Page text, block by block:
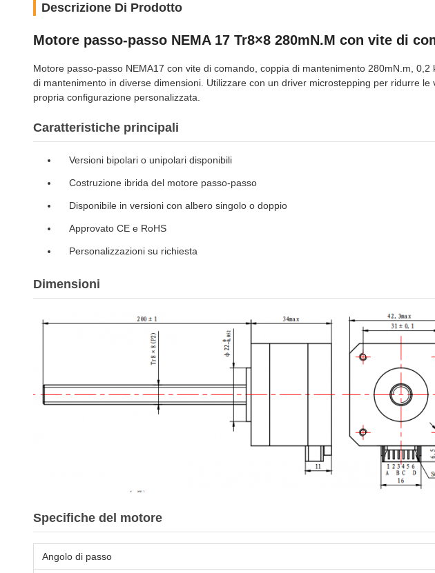
Descrizione Di Prodotto
Motore passo-passo NEMA 17 Tr8×8 280mN.M con vite di
Motore passo-passo NEMA17 con vite di comando, coppia di mantenimento 280mN.m,
di mantenimento in diverse dimensioni. Utilizzare con un driver microstepping per ridurre
propria configurazione personalizzata.
Caratteristiche principali
Versioni bipolari o unipolari disponibili
Costruzione ibrida del motore passo-passo
Disponibile in versioni con albero singolo o doppio
Approvato CE e RoHS
Personalizzazioni su richiesta
Dimensioni
Specifiche del motore
Angolo di passo